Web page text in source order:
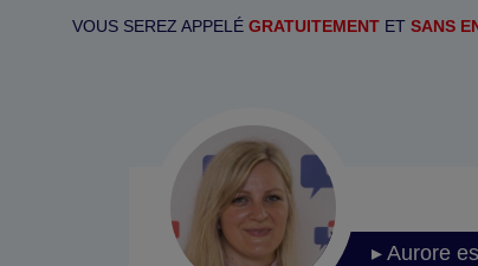
VOUS SEREZ APPELÉ GRATUITEMENTET SANS
▸ Aurore